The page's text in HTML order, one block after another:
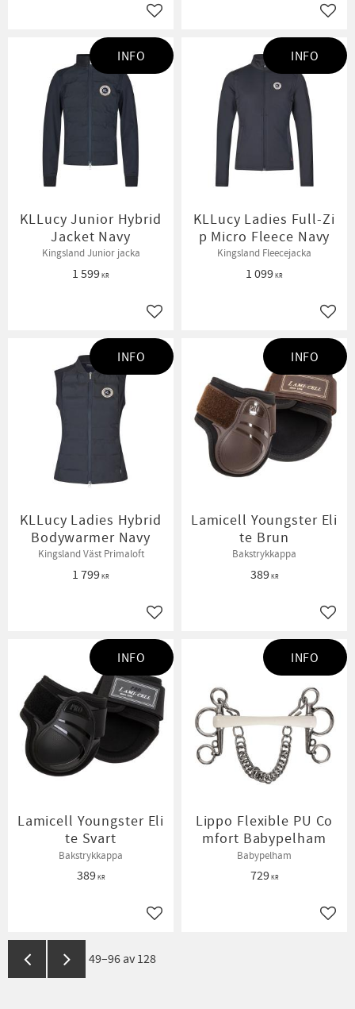
Lägg till i favoriter
KLLucy Junior Hybrid
Jacket Navy
Kingsland Junior jacka
1 599KR
Lägg till i favoriter
INFO
KLLucy Ladies Full-Zi
p Micro Fleece Navy
Kingsland Fleecejacka
1 099KR
INFO
KLLucy Ladies Hybrid
Bodywarmer Navy
Kingsland Väst Primaloft
1 799KR
Lägg till i favoriter
INFO
Lamicell Youngster Eli
te Brun
Bakstrykkappa
389KR
INFO
Lamicell Youngster Eli
te Svart
Bakstrykkappa
389KR
Lägg till i favoriter
INFO
Lippo Flexible PU Co
mfort Babypelham
Babypelham
729KR
INFO
49–96 av 128